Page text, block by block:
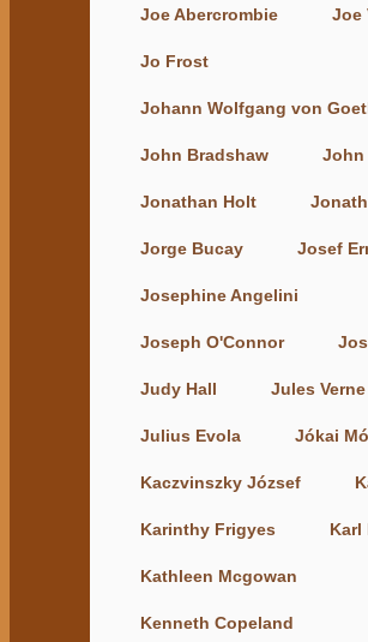
Joe Abercrombie Joe
Jo Frost
Johann Wolfgang von
John Bradshaw John
Jonathan Holt
Jorge Bucay Josef
Josephine Angelini
Joseph O'Connor
Judy Hall Jules Verne
Julius Evola Jókai
Kaczvinszky József
Karinthy Frigyes Karl
Kathleen Mcgowan
Kenneth Copeland